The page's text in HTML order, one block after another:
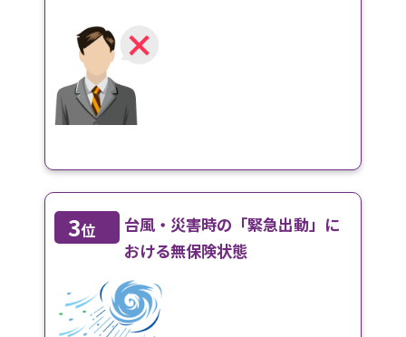
3位
台風・災害時の「緊急出動」に
おける無保険状態